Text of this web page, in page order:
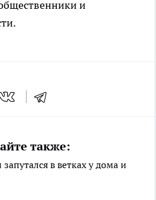
и
также:
в ветках у дома и